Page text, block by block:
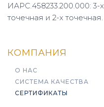
ИАРС.458233.200.000: 3-х
точечная и 2-х точечная.
КОМПАНИЯ
О НАС
СИСТЕМА КАЧЕСТВА
СЕРТИФИКАТЫ